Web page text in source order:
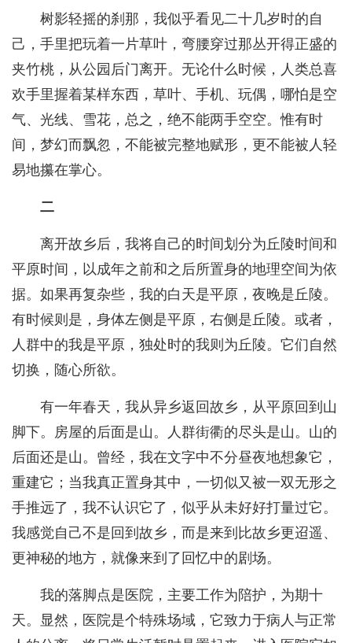
树影轻摇的刹那，我似乎看见二十几岁时的自
己，手里把玩着一片草叶，弯腰穿过那丛开得正盛的
夹竹桃，从公园后门离开。无论什么时候，人类总喜
欢手里握着某样东西，草叶、手机、玩偶，哪怕是空
气、光线、雪花，总之，绝不能两手空空。惟有时
间，梦幻而飘忽，不能被完整地赋形，更不能被人轻
易地攥在掌心。
二
离开故乡后，我将自己的时间划分为丘陵时间和
平原时间，以成年之前和之后所置身的地理空间为依
据。如果再复杂些，我的白天是平原，夜晚是丘陵。
有时候则是，身体左侧是平原，右侧是丘陵。或者，
人群中的我是平原，独处时的我则为丘陵。它们自然
切换，随心所欲。
有一年春天，我从异乡返回故乡，从平原回到山
脚下。房屋的后面是山。人群街衢的尽头是山。山的
后面还是山。曾经，我在文字中不分昼夜地想象它，
重建它；当我真正置身其中，一切似又被一双无形之
手推远了，我不认识它了，似乎从未好好打量过它。
我感觉自己不是回到故乡，而是来到比故乡更迢遥、
更神秘的地方，就像来到了回忆中的剧场。
我的落脚点是医院，主要工作为陪护，为期十
天。显然，医院是个特殊场域，它致力于病人与正常